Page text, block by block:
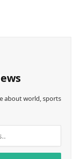
about world, sports